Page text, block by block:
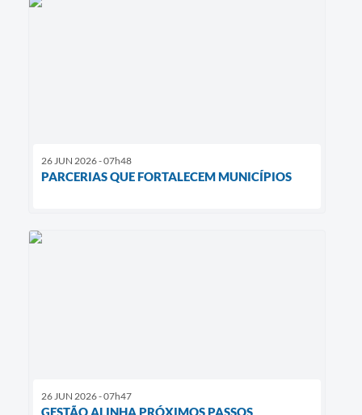
26 JUN 2026 - 07h48
PARCERIAS QUE FORTALECEM MUNICÍPIOS
26 JUN 2026 - 07h47
GESTÃO ALINHA PRÓXIMOS PASSOS